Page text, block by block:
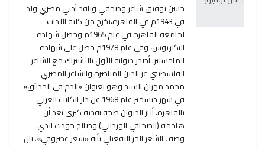
حسن توفيق شاعر وصحفي وناقد أدبي مصري ولد
في 1943م في القاهرة،تخرج من كلية الآداب
لجامعة القاهرة في عام 1965م وحصل شهادة
البكلريوس، وفي عام 1978م حصل على شهادة
الماجستير. أصدر ديوانه الأول بالاشتراك مع الشاعر
الفلسطيني عز الدين المناصرة والشاعر المصري
محمد مهران السيد وهو بعنوان «الدم في الحدائق»
في شهر ديسمبر عام 1968 عن دار الكاتب العربي
بالقاهرة. أثار الديوان ضجة نقدية كبرى بعد أن
هاجمه (الصحافي الورداني) وصالح جودت الذي
وصف الشعر الحر التفعيلي بأنه «شعر غضروفي». نال